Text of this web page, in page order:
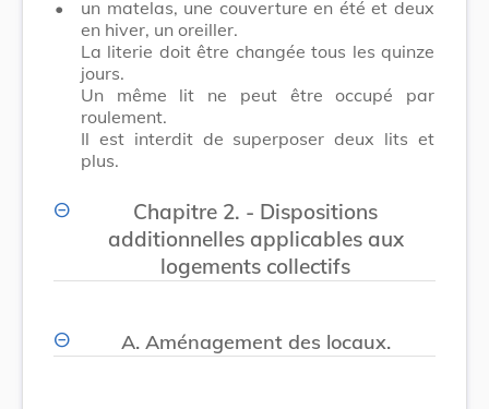
•
un matelas, une couverture en été et deux
en hiver, un oreiller.
La literie doit être changée tous les quinze
jours.
Un même lit ne peut être occupé par
roulement.
Il est interdit de superposer deux lits et
plus.
Chapitre 2. - Dispositions
additionnelles applicables aux
logements collectifs
A. Aménagement des locaux.